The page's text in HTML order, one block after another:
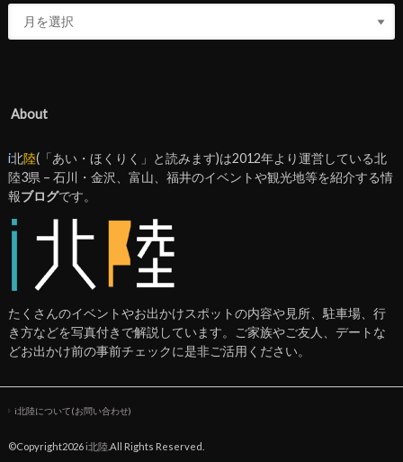
About
i北陸(「あい・ほくりく」と読みます)は2012年より運営している北
陸3県 – 石川・金沢、富山、福井のイベントや観光地等を紹介する情
報ブログです。
たくさんのイベントやお出かけスポットの内容や見所、駐車場、行
き方などを写真付きで解説しています。ご家族やご友人、デートな
どお出かけ前の事前チェックに是非ご活用ください。
i北陸について(お問い合わせ)
©Copyright2026i北陸.All Rights Reserved.